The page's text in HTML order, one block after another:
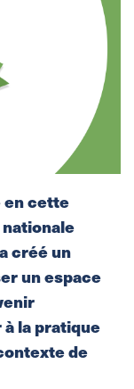
cette
créé un
un espace
la pratique
de